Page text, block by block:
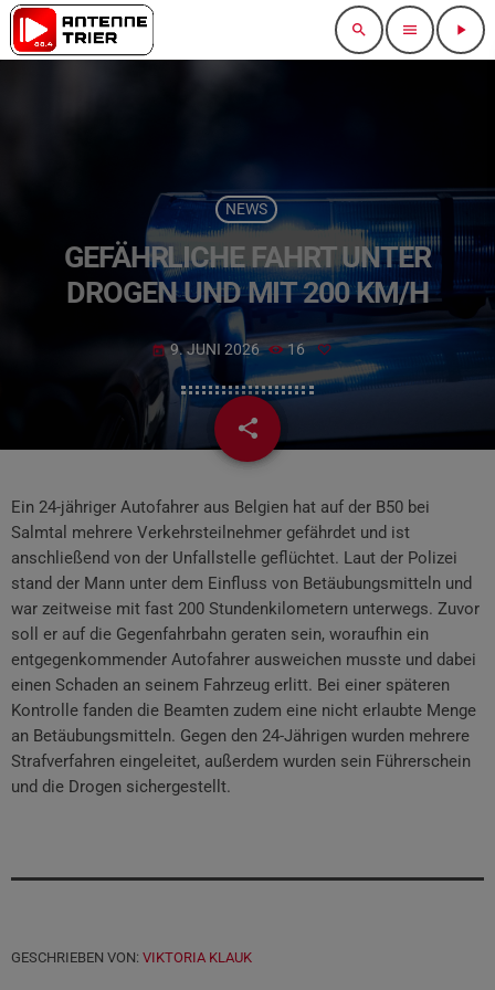
search menu play_arrow
NEWS
GEFÄHRLICHE FAHRT UNTER
DROGEN UND MIT 200 KM/H
today 9. JUNI 2026 16
share
email
Ein 24-jähriger Autofahrer aus Belgien hat auf der B50 bei
Salmtal mehrere Verkehrsteilnehmer gefährdet und ist
anschließend von der Unfallstelle geflüchtet. Laut der Polizei
stand der Mann unter dem Einfluss von Betäubungsmitteln und
war zeitweise mit fast 200 Stundenkilometern unterwegs. Zuvor
soll er auf die Gegenfahrbahn geraten sein, woraufhin ein
entgegenkommender Autofahrer ausweichen musste und dabei
einen Schaden an seinem Fahrzeug erlitt. Bei einer späteren
Kontrolle fanden die Beamten zudem eine nicht erlaubte Menge
an Betäubungsmitteln. Gegen den 24-Jährigen wurden mehrere
Strafverfahren eingeleitet, außerdem wurden sein Führerschein
und die Drogen sichergestellt.
GESCHRIEBEN VON: VIKTORIA KLAUK